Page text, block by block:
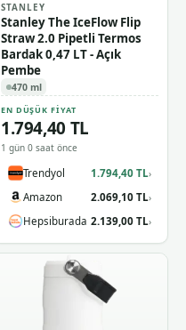
STANLEY
Stanley The IceFlow Flip
Straw 2.0 Pipetli Termos
Bardak 0,47 LT - Açık
Pembe
470 ml
EN DÜŞÜK FIYAT
1.794,40 TL
1 gün 0 saat önce
Trendyol 1.794,40 TL›
Amazon 2.069,10 TL›
Hepsiburada 2.139,00 TL›